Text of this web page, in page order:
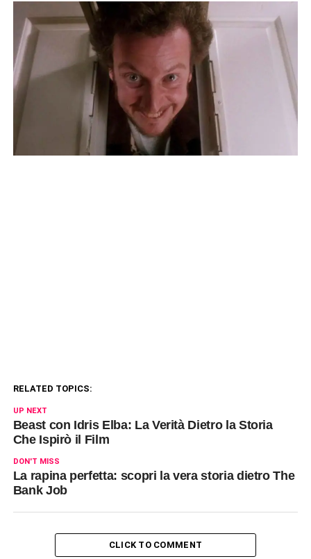
RELATED TOPICS:
UP NEXT
Beast con Idris Elba: La Verità Dietro la Storia
Che Ispirò il Film
DON'T MISS
La rapina perfetta: scopri la vera storia dietro The
Bank Job
CLICK TO COMMENT